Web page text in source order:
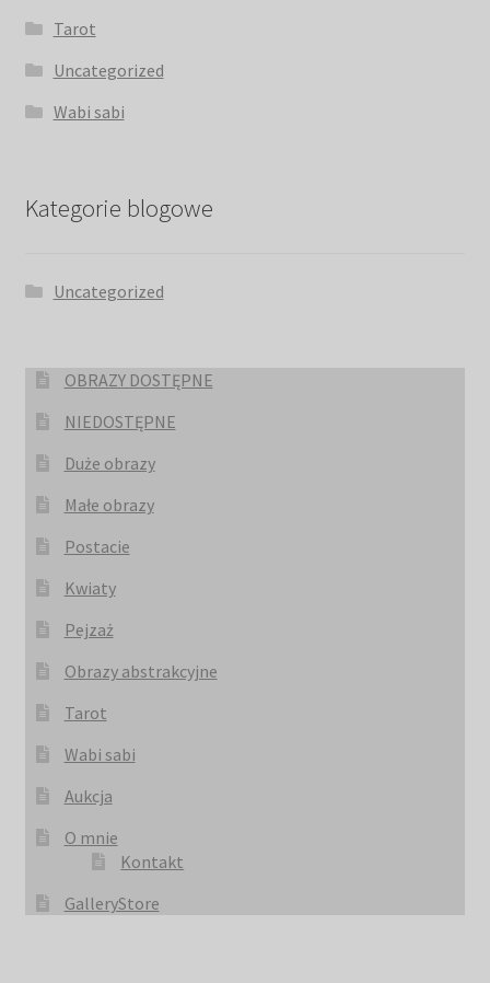
Tarot
Uncategorized
Wabi sabi
Kategorie blogowe
Uncategorized
OBRAZY DOSTĘPNE
NIEDOSTĘPNE
Duże obrazy
Małe obrazy
Postacie
Kwiaty
Pejzaż
Obrazy abstrakcyjne
Tarot
Wabi sabi
Aukcja
O mnie
Kontakt
GalleryStore